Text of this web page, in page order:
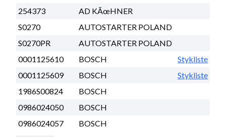
254373
AD KÃœHNER
S0270
AUTOSTARTER POLAND
S0270PR
AUTOSTARTER POLAND
0001125610
BOSCH
Stykliste
0001125609
BOSCH
Stykliste
1986S00824
BOSCH
0986024050
BOSCH
0986024057
BOSCH